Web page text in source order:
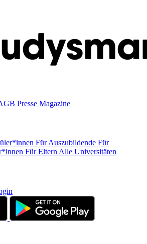
Presse Magazine
Für Auszubildende Für
Für Eltern Alle Universitäten